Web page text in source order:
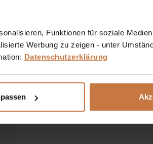
Funktionen für soziale
Werbung zu zeigen - unter
Datenschutzerklärung
hier veröffentlichten Aussagen zu den Produkten sind